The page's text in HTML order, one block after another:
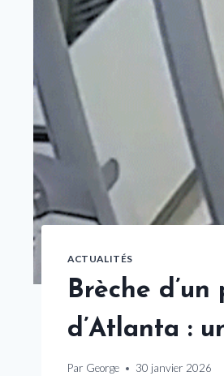
ACTUALITÉS
Brèche
d’Atlanta :
Par George 30 janvier 2026